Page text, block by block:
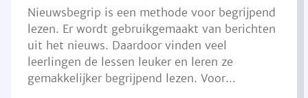
Nieuwsbegrip is een methode voor begrijpend
lezen. Er wordt gebruikgemaakt van berichten
uit het nieuws. Daardoor vinden veel
leerlingen de lessen leuker en leren ze
gemakkelijker begrijpend lezen. Voor...